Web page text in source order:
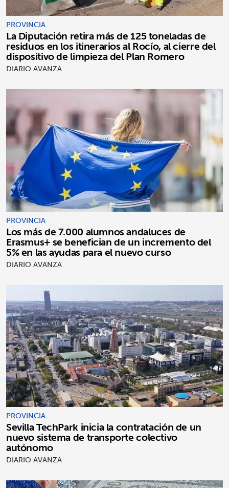
PROVINCIA
La Diputación retira más de 125 toneladas de
residuos en los itinerarios al Rocío, al cierre del
dispositivo de limpieza del Plan Romero
DIARIO AVANZA
PROVINCIA
Los más de 7.000 alumnos andaluces de
Erasmus+ se benefician de un incremento del
5% en las ayudas para el nuevo curso
DIARIO AVANZA
PROVINCIA
Sevilla TechPark inicia la contratación de un
nuevo sistema de transporte colectivo
autónomo
DIARIO AVANZA